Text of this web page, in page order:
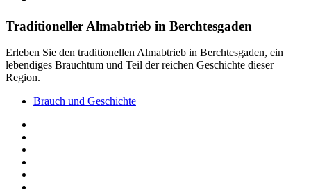
Traditioneller Almabtrieb in Berchtesgaden
Erleben Sie den traditionellen Almabtrieb in Berchtesgaden, ein
lebendiges Brauchtum und Teil der reichen Geschichte dieser
Region.
Brauch und Geschichte